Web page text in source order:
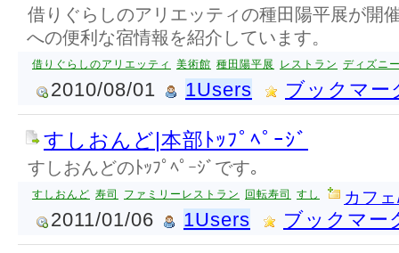
借りぐらしのアリエッティの種田陽平展が開
への便利な宿情報を紹介しています。
借りぐらしのアリエッティ 美術館 種田陽平展 レストラン ディズニ
2010/08/01 1Users ブックマー
すしおんど|本部ﾄｯﾌﾟﾍﾟｰｼﾞ
すしおんどのﾄｯﾌﾟﾍﾟｰｼﾞです｡
すしおんど 寿司 ファミリーレストラン 回転寿司 すし カフ
2011/01/06 1Users ブックマー